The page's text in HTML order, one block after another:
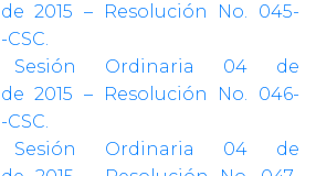
2015 – Resolución No. 045-
CSC.
Sesión Ordinaria 04 de
2015 – Resolución No. 046-
CSC.
Sesión Ordinaria 04 de